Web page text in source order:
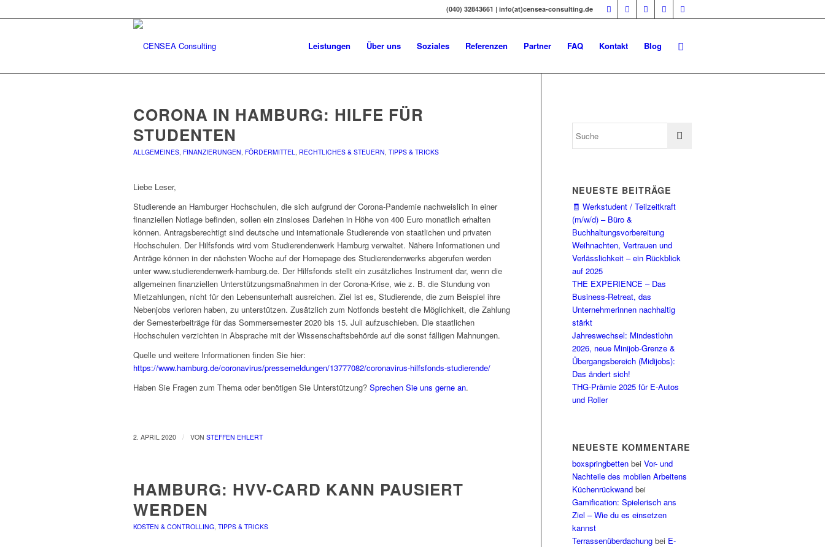
(040) 32843661 | info(at)censea-consulting.de
Leistungen Über uns Soziales Referenzen Partner FAQ Kontakt Blog
CORONA IN HAMBURG: HILFE FÜR
STUDENTEN
ALLGEMEINES, FINANZIERUNGEN, FÖRDERMITTEL, RECHTLICHES & STEUERN, TIPPS & TRICKS
Liebe Leser,
Studierende an Hamburger Hochschulen, die sich aufgrund der Corona-Pandemie nachweislich in einer
finanziellen Notlage befinden, sollen ein zinsloses Darlehen in Höhe von 400 Euro monatlich erhalten
können. Antragsberechtigt sind deutsche und internationale Studierende von staatlichen und privaten
Hochschulen. Der Hilfsfonds wird vom Studierendenwerk Hamburg verwaltet. Nähere Informationen und
Anträge können in der nächsten Woche auf der Homepage des Studierendenwerks abgerufen werden
unter www.studierendenwerk-hamburg.de. Der Hilfsfonds stellt ein zusätzliches Instrument dar, wenn die
allgemeinen finanziellen Unterstützungsmaßnahmen in der Corona-Krise, wie z. B. die Stundung von
Mietzahlungen, nicht für den Lebensunterhalt ausreichen. Ziel ist es, Studierende, die zum Beispiel ihre
Nebenjobs verloren haben, zu unterstützen. Zusätzlich zum Notfonds besteht die Möglichkeit, die Zahlung
der Semesterbeiträge für das Sommersemester 2020 bis 15. Juli aufzuschieben. Die staatlichen
Hochschulen verzichten in Absprache mit der Wissenschaftsbehörde auf die sonst fälligen Mahnungen.
Quelle und weitere Informationen finden Sie hier:
https://www.hamburg.de/coronavirus/pressemeldungen/13777082/coronavirus-hilfsfonds-studierende/
Haben Sie Fragen zum Thema oder benötigen Sie Unterstützung? Sprechen Sie uns gerne an.
2. APRIL 2020 / VON STEFFEN EHLERT
HAMBURG: HVV-CARD KANN PAUSIERT
WERDEN
KOSTEN & CONTROLLING, TIPPS & TRICKS
NEUESTE BEITRÄGE
🧾 Werkstudent / Teilzeitkraft
(m/w/d) – Büro &
Buchhaltungsvorbereitung
Weihnachten, Vertrauen und
Verlässlichkeit – ein Rückblick
auf 2025
THE EXPERIENCE – Das
Business-Retreat, das
Unternehmerinnen nachhaltig
stärkt
Jahreswechsel: Mindestlohn
2026, neue Minijob-Grenze &
Übergangsbereich (Midijobs):
Das ändert sich!
THG-Prämie 2025 für E-Autos
und Roller
NEUESTE KOMMENTARE
boxspringbetten beiVor- und
Nachteile des mobilen Arbeitens
Küchenrückwand bei
Gamification: Spielerisch ans
Ziel – Wie du es einsetzen
kannst
Terrassenüberdachung bei E-